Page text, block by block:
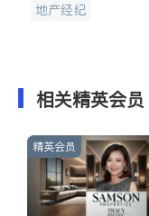
地产经纪
相关精英会员
精英会员